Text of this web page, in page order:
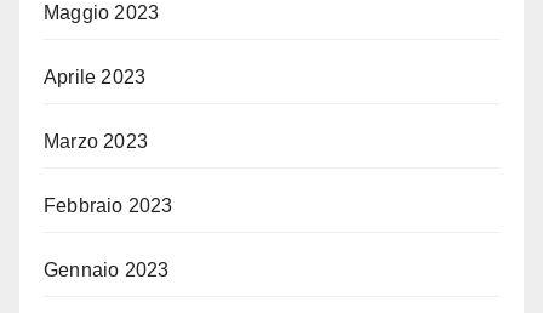
Maggio 2023
Aprile 2023
Marzo 2023
Febbraio 2023
Gennaio 2023